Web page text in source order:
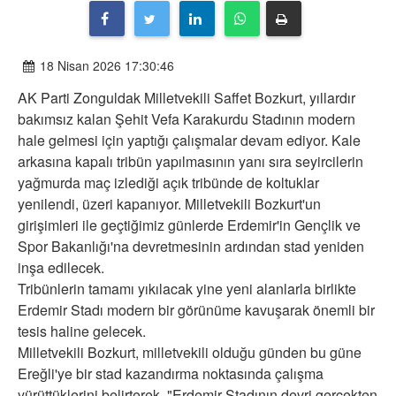
18 Nisan 2026 17:30:46
AK Parti Zonguldak Milletvekili Saffet Bozkurt, yıllardır
bakımsız kalan Şehit Vefa Karakurdu Stadının modern
hale gelmesi için yaptığı çalışmalar devam ediyor. Kale
arkasına kapalı tribün yapılmasının yanı sıra seyircilerin
yağmurda maç izlediği açık tribünde de koltuklar
yenilendi, üzeri kapanıyor. Milletvekili Bozkurt'un
girişimleri ile geçtiğimiz günlerde Erdemir'in Gençlik ve
Spor Bakanlığı'na devretmesinin ardından stad yeniden
inşa edilecek.
Tribünlerin tamamı yıkılacak yine yeni alanlarla birlikte
Erdemir Stadı modern bir görünüme kavuşarak önemli bir
tesis haline gelecek.
Milletvekili Bozkurt, milletvekili olduğu günden bu güne
Ereğli'ye bir stad kazandırma noktasında çalışma